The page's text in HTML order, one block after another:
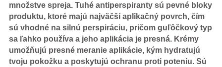
množstve spreja. Tuhé antiperspiranty sú pevné bloky
produktu, ktoré majú najväčší aplikačný povrch, čím
sú vhodné na silnú perspiráciu, pričom guľôčkový typ
sa ľahko používa a jeho aplikácia je presná. Krémy
umožňujú presné meranie aplikácie, kým hydratujú
tvoju pokožku a poskytujú ochranu proti poteniu. Sú